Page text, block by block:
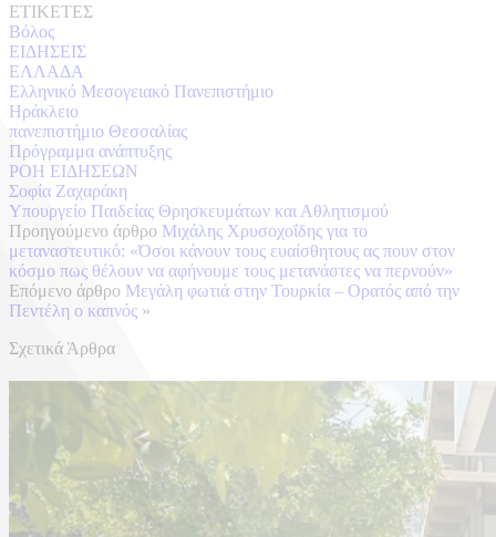
ΕΤΙΚΕΤΕΣ
Βόλος
ΕΙΔΗΣΕΙΣ
ΕΛΛΑΔΑ
Ελληνικό Μεσογειακό Πανεπιστήμιο
Ηράκλειο
πανεπιστήμιο Θεσσαλίας
Πρόγραμμα ανάπτυξης
ΡΟΗ ΕΙΔΗΣΕΩΝ
Σοφία Ζαχαράκη
Υπουργείο Παιδείας Θρησκευμάτων και Αθλητισμού
Προηγούμενο άρθρο Μιχάλης Χρυσοχοΐδης για το
μεταναστευτικό: «Όσοι κάνουν τους ευαίσθητους ας πουν στον
κόσμο πως θέλουν να αφήνουμε τους μετανάστες να περνούν»
Επόμενο άρθρο Μεγάλη φωτιά στην Τουρκία – Ορατός από την
Πεντέλη ο καπνός »
Σχετικά Άρθρα